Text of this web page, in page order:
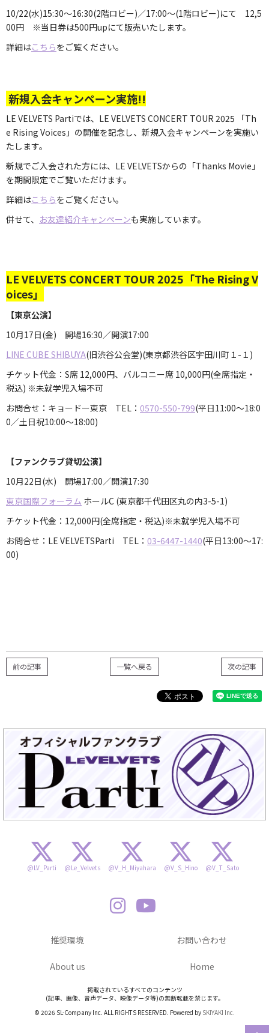
10/22(水)15:30～16:30(2階ロビー)／17:00～(1階ロビー)にて 12,5
00円 ※当日券は500円upにて販売いたします。
詳細はこちらをご覧ください。
新規入会キャンペーン実施!!
LE VELVETS Partiでは、LE VELVETS CONCERT TOUR 2025 「Th
e Rising Voices」の開催を記念し、新規入会キャンペーンを実施い
たします。
新規でご入会された方には、LE VELVETSからの「Thanks Movie」
を期間限定でご覧いただけます。
詳細はこちらをご覧ください。
併せて、 お友達紹介キャンペーンも実施しています。
LE VELVETS CONCERT TOUR 2025「The Rising V
oices」
【東京公演】
10月17日(金) 開場16:30／開演17:00
LINE CUBE SHIBUYA(旧渋谷公会堂)(東京都渋谷区宇田川町１-１)
チケット代金：S席 12,000円、バルコニー席 10,000円(全席指定・
税込) ※未就学児入場不可
お問合せ：キョードー東京 TEL： 0570-550-799(平日11:00～18:0
0／土日祝10:00～18:00)
【ファンクラブ貸切公演】
10月22日(水) 開場17:00／開演17:30
東京国際フォーラム ホールC (東京都千代田区丸の内3-5-1)
チケット代金：12,000円(全席指定・税込)※未就学児入場不可
お問合せ：LE VELVETSParti TEL： 03-6447-1440(平日13:00～17:
00)
次の記事
一覧へ戻る
前の記事
@LV_Parti @Le_Velvets @V_H_Miyahara @V_S_Hino @V_T_Sato
推奨環境 お問い合わせ
About us Home
掲載されているすべてのコンテンツ
(記事、画像、音声データ、映像データ等)の無断転載を禁じます。
© 2026 SL-Company Inc. ALL RIGHTS RESERVED. Powered by SKIYAKI Inc.